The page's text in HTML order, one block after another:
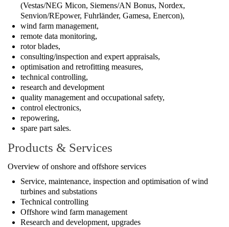
(Vestas/NEG Micon, Siemens/AN Bonus, Nordex,
Senvion/REpower, Fuhrländer, Gamesa, Enercon),
wind farm management,
remote data monitoring,
rotor blades,
consulting/inspection and expert appraisals,
optimisation and retrofitting measures,
technical controlling,
research and development
quality management and occupational safety,
control electronics,
repowering,
spare part sales.
Products & Services
Overview of onshore and offshore services
Service, maintenance, inspection and optimisation of wind
turbines and substations
Technical controlling
Offshore wind farm management
Research and development, upgrades